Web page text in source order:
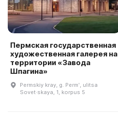
Пермская государственная
художественная галерея на
территории «Завода
Шпагина»
Permskiy kray, g. Permʹ, ulitsa
Sovet·skaya, 1, korpus 5